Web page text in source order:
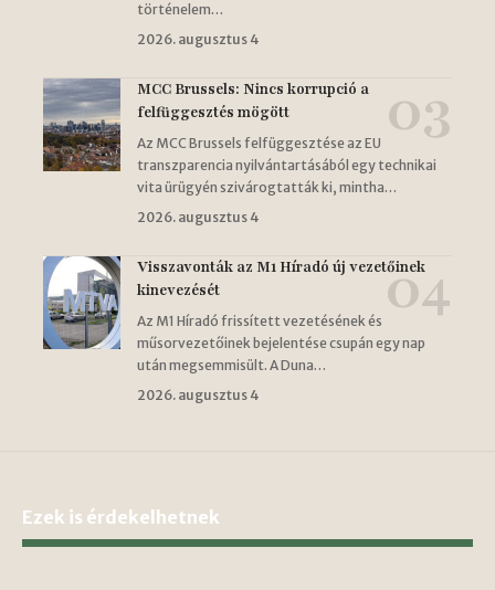
történelem…
2026. augusztus 4
MCC Brussels: Nincs korrupció a
felfüggesztés mögött
Az MCC Brussels felfüggesztése az EU
transzparencia nyilvántartásából egy technikai
vita ürügyén szivárogtatták ki, mintha…
2026. augusztus 4
Visszavonták az M1 Híradó új vezetőinek
kinevezését
Az M1 Híradó frissített vezetésének és
műsorvezetőinek bejelentése csupán egy nap
után megsemmisült. A Duna…
2026. augusztus 4
Ezek is érdekelhetnek